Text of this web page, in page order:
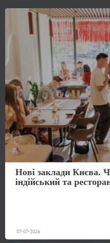
Нові заклади Києва.
індійський та
07-07-2026